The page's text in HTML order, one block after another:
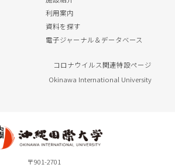
利用案内
資料を探す
電子ジャーナル＆データベース
コロナウイルス関連特設ページ
Okinawa International University
〒901-2701